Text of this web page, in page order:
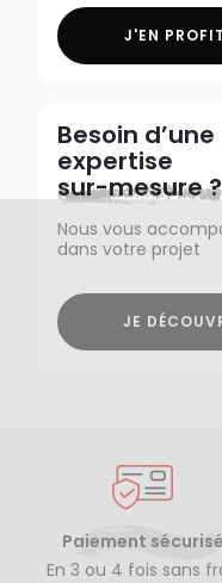
J'EN
Besoin d’une
expertise
sur-mesure ?
Nous vous
dans votre projet
JE
Paiement sécurisé
En 3 ou 4 fois sans